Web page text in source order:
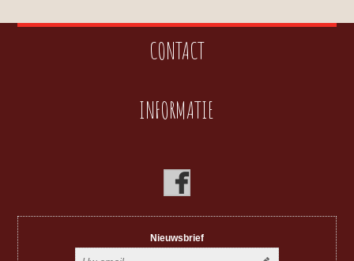
CONTACT
INFORMATIE
Nieuwsbrief